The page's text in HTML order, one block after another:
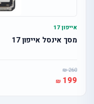
אייפון 17
מסך אינסל אייפון 17
260
199